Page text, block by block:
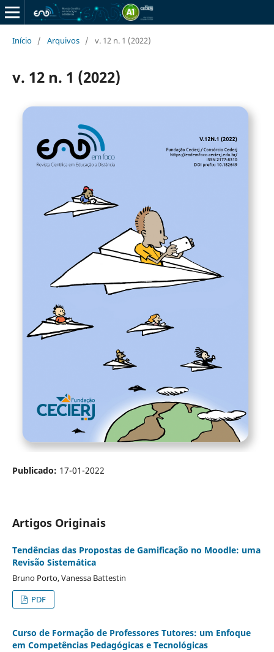
Início / Arquivos / v. 12 n. 1 (2022)
v. 12 n. 1 (2022)
Publicado: 17-01-2022
Artigos Originais
Tendências das Propostas de Gamificação no Moodle: uma
Revisão Sistemática
Bruno Porto, Vanessa Battestin
PDF
Curso de Formação de Professores Tutores: um Enfoque
em Competências Pedagógicas e Tecnológicas